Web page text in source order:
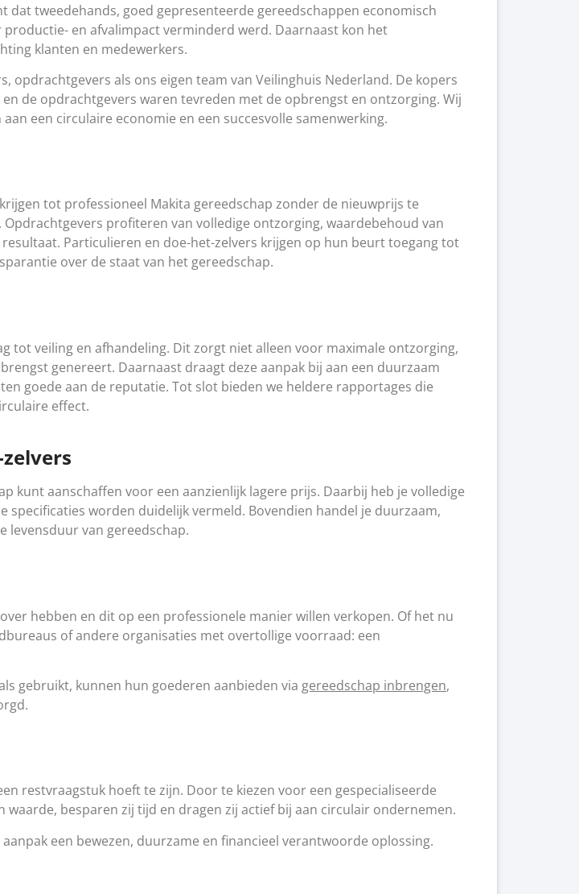
tweedehands, goed gepresenteerde gereedschappen economisch
en afvalimpact verminderd werd. Daarnaast kon het
klanten en medewerkers.
opdrachtgevers als ons eigen team van Veilinghuis Nederland. De kopers
de opdrachtgevers waren tevreden met de opbrengst en ontzorging. Wij
een circulaire economie en een succesvolle samenwerking.
tot professioneel Makita gereedschap zonder de nieuwprijs te
profiteren van volledige ontzorging, waardebehoud van
Particulieren en doe-het-zelvers krijgen op hun beurt toegang tot
over de staat van het gereedschap.
tot veiling en afhandeling. Dit zorgt niet alleen voor maximale ontzorging,
genereert. Daarnaast draagt deze aanpak bij aan een duurzaam
goede aan de reputatie. Tot slot bieden we heldere rapportages die
effect.
kunt aanschaffen voor een aanzienlijk lagere prijs. Daarbij heb je volledige
worden duidelijk vermeld. Bovendien handel je duurzaam,
levensduur van gereedschap.
hebben en dit op een professionele manier willen verkopen. Of het nu
of andere organisaties met overtollige voorraad: een
gebruikt, kunnen hun goederen aanbieden via gereedschap inbrengen,
restvraagstuk hoeft te zijn. Door te kiezen voor een gespecialiseerde
besparen zij tijd en dragen zij actief bij aan circulair ondernemen.
een bewezen, duurzame en financieel verantwoorde oplossing.